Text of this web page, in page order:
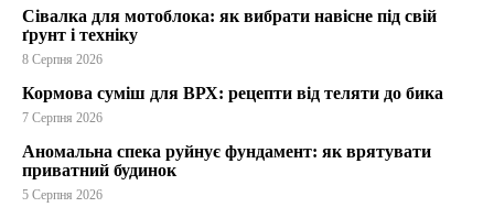
Сівалка для мотоблока: як вибрати навісне під свій
ґрунт і техніку
8 Серпня 2026
Кормова суміш для ВРХ: рецепти від теляти до бика
7 Серпня 2026
Аномальна спека руйнує фундамент: як врятувати
приватний будинок
5 Серпня 2026